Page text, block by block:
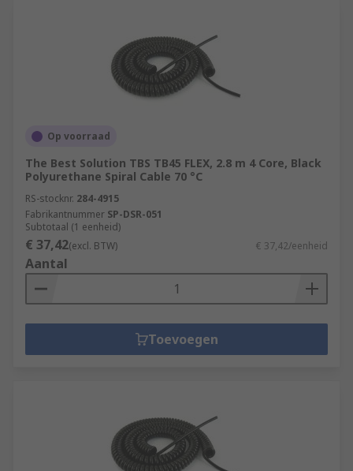
Op voorraad
The Best Solution TBS TB45 FLEX, 2.8 m 4 Core, Black
Polyurethane Spiral Cable 70 °C
RS-stocknr. 284-4915
Fabrikantnummer SP-DSR-051
Subtotaal (1 eenheid)
€ 37,42(excl. BTW) € 37,42/eenheid
Aantal
Toevoegen